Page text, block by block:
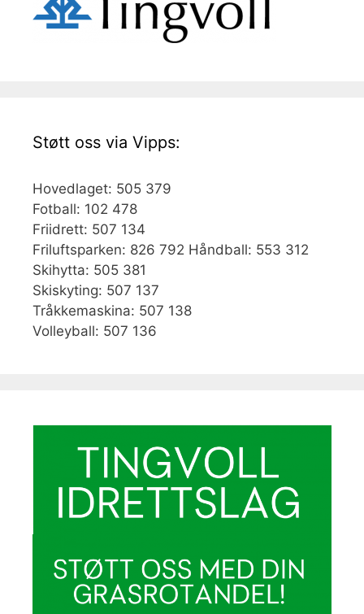
Støtt oss via Vipps:
Hovedlaget: 505 379
Fotball: 102 478
Friidrett: 507 134
Friluftsparken: 826 792 Håndball: 553 312
Skihytta: 505 381
Skiskyting: 507 137
Tråkkemaskina: 507 138
Volleyball: 507 136